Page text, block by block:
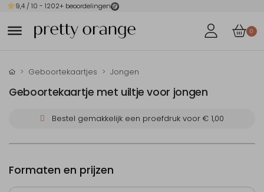
9,4 / 10 - 1202+ beoordelingen
0
Geboortekaartjes Jongen
Geboortekaartje met uiltje voor jongen
Bestel gemakkelijk een proefdruk voor € 1,00
Formaten en prijzen